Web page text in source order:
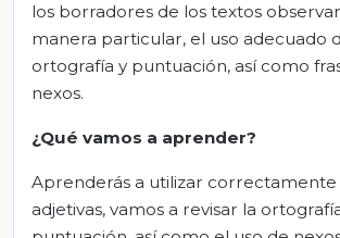
los borradores de los textos
manera particular, el uso adecuado
ortografía y puntuación, así como
nexos.
¿Qué vamos a aprender?
Aprenderás a utilizar correctamente
adjetivas, vamos a revisar la